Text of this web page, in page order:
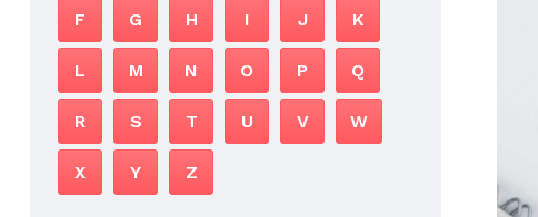
F G H I J K
L M N O P Q
R S T U V W
X Y Z